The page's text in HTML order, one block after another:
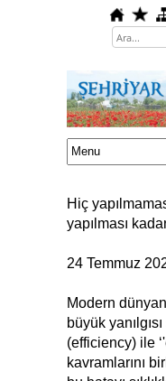
Hiç
yapılması
24 Temmuz
Modern
büyük
(efficiency) ile
kavramlarını